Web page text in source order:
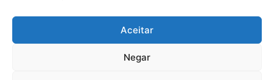
Aceitar
Negar